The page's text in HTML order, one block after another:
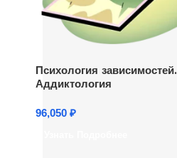
Психология зависимостей.
Аддиктология
96,050 ₽